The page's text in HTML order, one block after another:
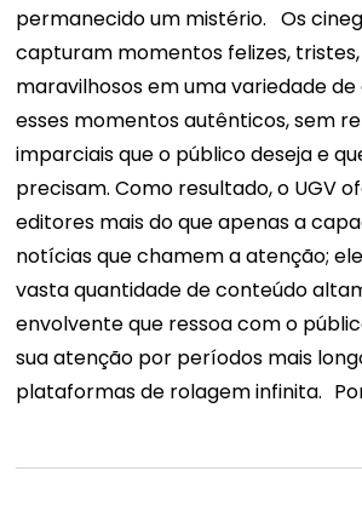
permanecido um mistério. Os
capturam momentos felizes,
maravilhosos em uma variedade de
esses momentos autênticos, sem
imparciais que o público deseja e
precisam. Como resultado, o UGV
editores mais do que apenas a
notícias que chamem a atenção;
vasta quantidade de conteúdo
envolvente que ressoa com o
sua atenção por períodos mais
plataformas de rolagem infinita.